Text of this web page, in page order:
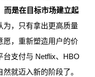
而是在目标市场建立起
为，只有拿出更高质量
愿，重新塑造用户的价
支付与 Netflix、HBO
就迈入新的阶段了。